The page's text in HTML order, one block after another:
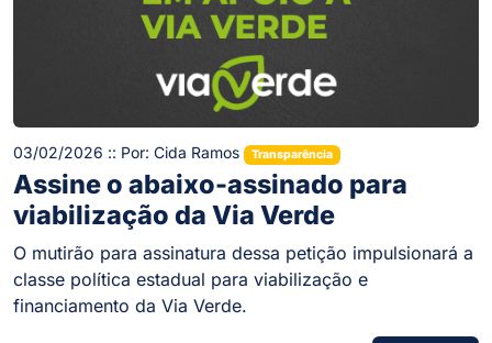
03/02/2026 :: Por: Cida Ramos Transparência
Assine o abaixo-assinado para
viabilização da Via Verde
O mutirão para assinatura dessa petição impulsionará a
classe política estadual para viabilização e
financiamento da Via Verde.